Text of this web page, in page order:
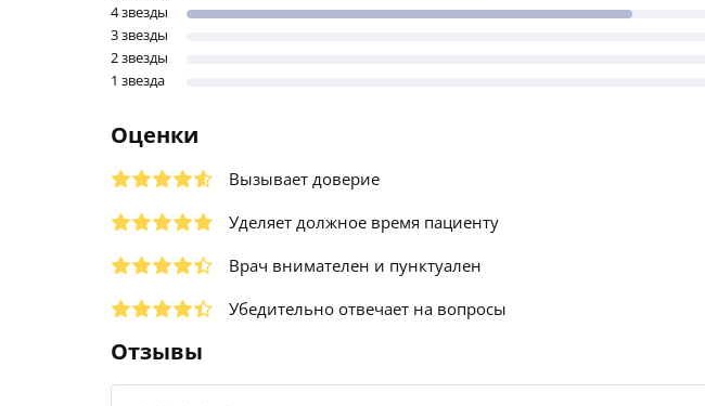
4 звезды
3 звезды
2 звезды
1 звезда
Оценки
Вызывает доверие
Уделяет должное время пациенту
Врач внимателен и пунктуален
Убедительно отвечает на вопросы
Отзывы